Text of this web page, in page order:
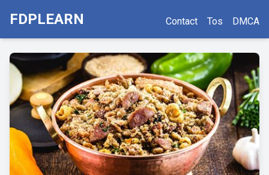
FDPLEARN Contact Tos DMCA